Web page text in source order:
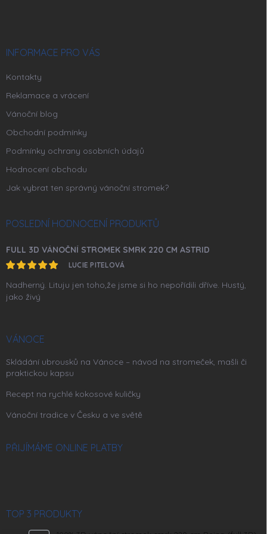
INFORMACE PRO VÁS
Kontakty
Reklamace a vrácení
Vánoční blog
Obchodní podmínky
Podmínky ochrany osobních údajů
Hodnocení obchodu
Jak vybrat ten správný vánoční stromek?
POSLEDNÍ HODNOCENÍ PRODUKTŮ
FULL 3D VÁNOČNÍ STROMEK SMRK 220 CM ASTRID
LUCIE PITELOVÁ
Nadherný. Lituju jen toho,že jsme si ho nepořídili dříve. Hustý,
jako živý
VÁNOCE
Skládání ubrousků na Vánoce – návod na stromeček, mašli či
praktickou kapsu
Recept na rychlé kokosové kuličky
Vánoční tradice v Česku a ve světě
PŘIJÍMÁME ONLINE PLATBY
TOP 3 PRODUKTY